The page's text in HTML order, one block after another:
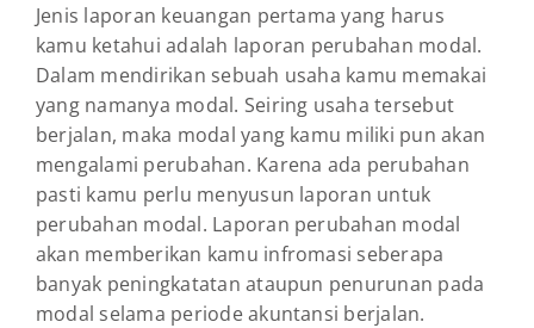
Jenis laporan keuangan pertama yang harus
kamu ketahui adalah laporan perubahan modal.
Dalam mendirikan sebuah usaha kamu memakai
yang namanya modal. Seiring usaha tersebut
berjalan, maka modal yang kamu miliki pun akan
mengalami perubahan. Karena ada perubahan
pasti kamu perlu menyusun laporan untuk
perubahan modal. Laporan perubahan modal
akan memberikan kamu infromasi seberapa
banyak peningkatatan ataupun penurunan pada
modal selama periode akuntansi berjalan.